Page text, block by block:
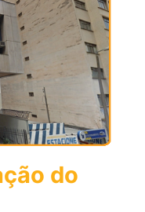
do